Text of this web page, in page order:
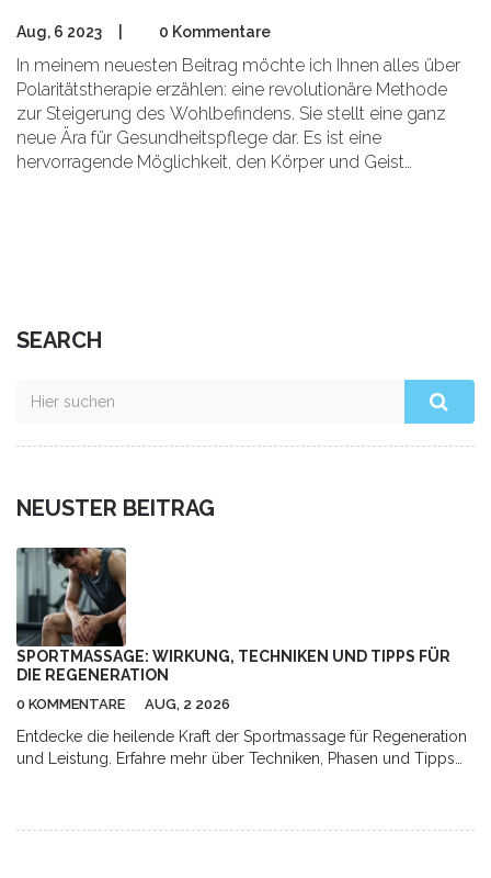
Aug, 6 2023 0 Kommentare
In meinem neuesten Beitrag möchte ich Ihnen alles über
Polaritätstherapie erzählen: eine revolutionäre Methode
zur Steigerung des Wohlbefindens. Sie stellt eine ganz
neue Ära für Gesundheitspflege dar. Es ist eine
hervorragende Möglichkeit, den Körper und Geist
SEARCH
NEUSTER BEITRAG
SPORTMASSAGE: WIRKUNG, TECHNIKEN UND TIPPS FÜR
DIE REGENERATION
0 KOMMENTARE AUG, 2 2026
Entdecke die heilende Kraft der Sportmassage für Regeneration
und Leistung. Erfahre mehr über Techniken, Phasen und Tipps